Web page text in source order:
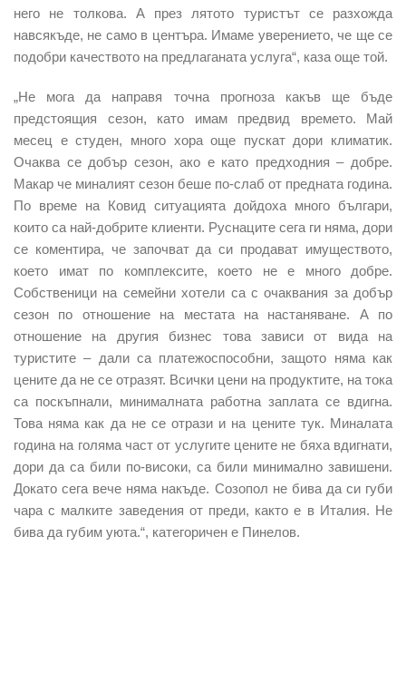
него не толкова. А през лятото туристът се разхожда
навсякъде, не само в центъра. Имаме уверението, че ще се
подобри качеството на предлаганата услуга“, каза още той.
„Не мога да направя точна прогноза какъв ще бъде
предстоящия сезон, като имам предвид времето. Май
месец е студен, много хора още пускат дори климатик.
Очаква се добър сезон, ако е като предходния – добре.
Макар че миналият сезон беше по-слаб от предната година.
По време на Ковид ситуацията дойдоха много българи,
които са най-добрите клиенти. Руснаците сега ги няма, дори
се коментира, че започват да си продават имуществото,
което имат по комплексите, което не е много добре.
Собственици на семейни хотели са с очаквания за добър
сезон по отношение на местата на настаняване. А по
отношение на другия бизнес това зависи от вида на
туристите – дали са платежоспособни, защото няма как
цените да не се отразят. Всички цени на продуктите, на тока
са поскъпнали, минималната работна заплата се вдигна.
Това няма как да не се отрази и на цените тук. Миналата
година на голяма част от услугите цените не бяха вдигнати,
дори да са били по-високи, са били минимално завишени.
Докато сега вече няма накъде. Созопол не бива да си губи
чара с малките заведения от преди, както е в Италия. Не
бива да губим уюта.“, категоричен е Пинелов.